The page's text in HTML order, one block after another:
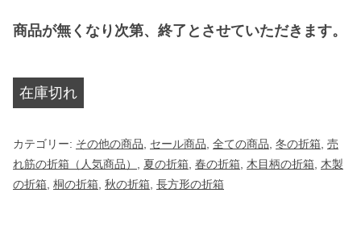
0
し
た
8
。
商品が無くなり次第、終了とさせていただきます。
在庫切れ
カテゴリー: その他の商品 セール商品 全ての商品 冬の折箱 売
れ筋の折箱（人気商品）
夏の折箱 春の折箱 木目柄の折箱 木製
の折箱 桐の折箱 秋の折箱 長方形の折箱